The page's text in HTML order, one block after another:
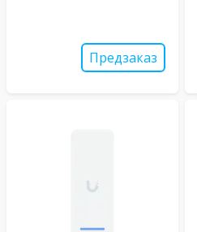
Предзаказ